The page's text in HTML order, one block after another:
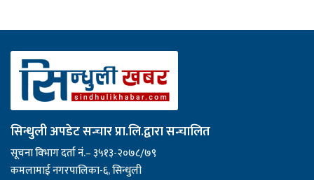
सिन्धुली अपडेट सन्चार प्रा.लि.द्वारा सन्चालित
सूचना विभाग दर्ता नं.– ३५१३-२०७८/७९
कमलामाई नगरपालिका-६, सिन्धुली